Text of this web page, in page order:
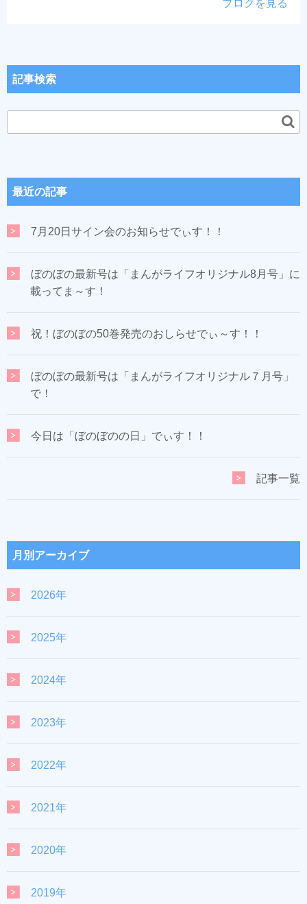
ブログを見る
記事検索
最近の記事
7月20日サイン会のお知らせでぃす！！
ぼのぼの最新号は「まんがライフオリジナル8月号」に
載ってま～す！
祝！ぼのぼの50巻発売のおしらせでぃ～す！！
ぼのぼの最新号は「まんがライフオリジナル７月号」
で！
今日は「ぼのぼのの日」でぃす！！
記事一覧
月別アーカイブ
2026年
2025年
2024年
2023年
2022年
2021年
2020年
2019年